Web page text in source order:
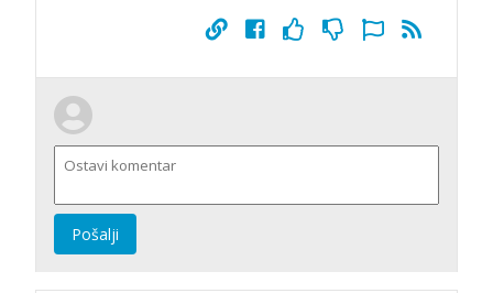
Pošalji